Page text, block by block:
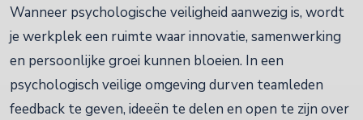
Wanneer psychologische veiligheid aanwezig is, wordt
je werkplek een ruimte waar innovatie, samenwerking
en persoonlijke groei kunnen bloeien. In een
psychologisch veilige omgeving durven teamleden
feedback te geven, ideeën te delen en open te zijn over